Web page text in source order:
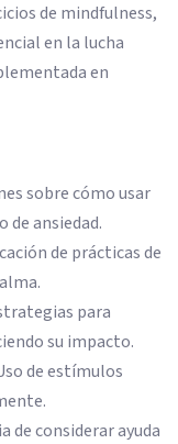
de mindfulness,
en la lucha
en
sobre cómo usar
ansiedad.
de prácticas de
para
su impacto.
de estímulos
de considerar ayuda